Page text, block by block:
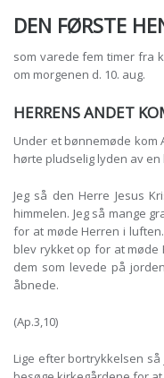
DEN FØRSTE
som varede fem timer fra
om morgenen d. 10. aug.
HERRENS ANDET
Under et bønnemøde kom
hørte pludselig lyden av en
Jeg så den Herre Jesus
himmelen. Jeg så mange
for at møde Herren i
blev rykket op for at
dem som levede på
åbnede.
(Ap.3,10)
Lige efter bortrykkelsen